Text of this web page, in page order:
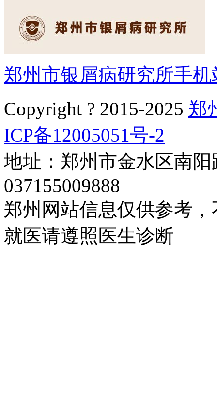
郑州市银屑病研究所手机
Copyright ? 2015-2025 郑
ICP备12005051号-2
地址：郑州市金水区南
037155009888
郑州网站信息仅供参考
就医请遵照医生诊断